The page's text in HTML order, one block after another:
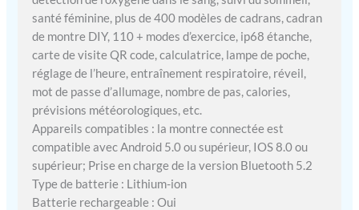
données tout au long de la
journée. Les fonctions
d'entraînement
respiratoire, de
chronomètre et de
minuterie de la montre
connectée waterproof
peuvent vous aider à mieux
vous entraîner. Montre
connectée ronde avec
norme étanche ip68
santé féminine, plus de 400 modèles de cadrans, cadran
de montre DIY, 110 + modes d’exercice, ip68 étanche,
carte de visite QR code, calculatrice, lampe de poche,
réglage de l’heure, entraînement respiratoire, réveil,
mot de passe d’allumage, nombre de pas, calories,
prévisions météorologiques, etc.
Appareils compatibles : la montre connectée est
compatible avec Android 5.0 ou supérieur, IOS 8.0 ou
supérieur; Prise en charge de la version Bluetooth 5.2
Type de batterie : Lithium-ion
Batterie rechargeable : Oui